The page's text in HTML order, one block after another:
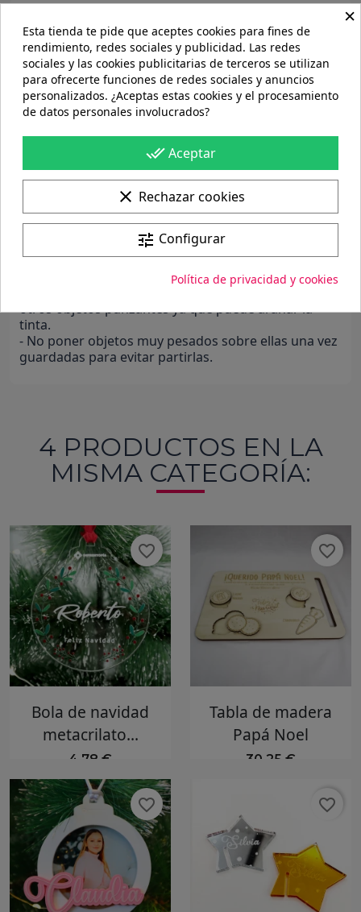
Características:
Material: madera MDF 5mm grabado y cortado
mediante laser
Medida: 100x98mm - diámetro interior 50mm.
Personalización:
2º selecciona la forma que desee: estrella o árbol o
incluso puedes alternar los dos.
¿Deseas otra forma? contáctanos!.
- Usar un trapo húmedo con un poco de agua y
- Guardar en una zona donde no tenga roce con
otros objetos punzantes ya que puede arañar la
tinta.
- No poner objetos muy pesados sobre ellas una vez
guardadas para evitar partirlas.
4 PRODUCTOS EN LA
MISMA CATEGORÍA:
Bola de navidad
metacrilato...
4,78 €
favorite_border
Tabla de madera
Papá Noel
30,25 €
favorite_border
favorite_border favorite_border
×
Esta tienda te pide que aceptes cookies para fines de
rendimiento, redes sociales y publicidad. Las redes
sociales y las cookies publicitarias de terceros se utilizan
para ofrecerte funciones de redes sociales y anuncios
personalizados. ¿Aceptas estas cookies y el procesamiento
de datos personales involucrados?
done_all Aceptar
clear Rechazar cookies
tune Configurar
Política de privacidad y cookies